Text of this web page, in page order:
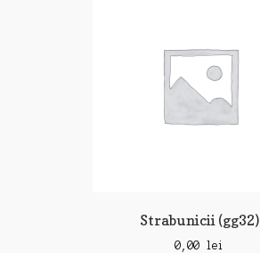
Strabunicii (gg32)
0,00 lei